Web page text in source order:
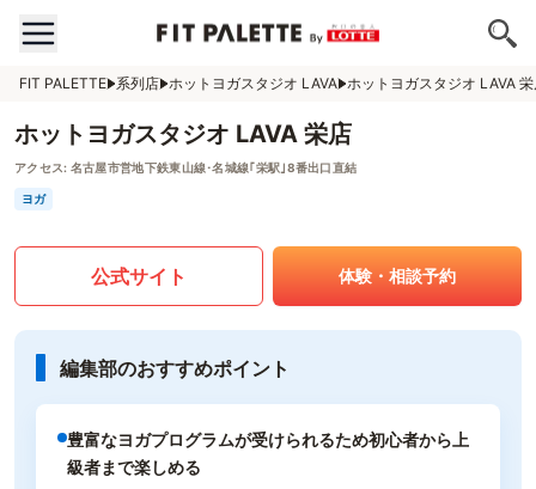
FIT PALETTE 系列店 ホットヨガスタジオ LAVA ホットヨガスタジオ LAVA
ホットヨガスタジオ LAVA 栄店
アクセス: 名古屋市営地下鉄東山線･名城線｢栄駅｣8番出口直結
ヨガ
公式サイト 体験・相談予約
編集部のおすすめポイント
豊富なヨガプログラムが受けられるため初心者から上
級者まで楽しめる